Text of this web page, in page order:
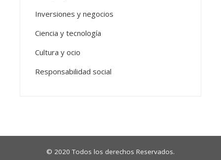
Inversiones y negocios
Ciencia y tecnología
Cultura y ocio
Responsabilidad social
© 2020 Todos los derechos Reservados.